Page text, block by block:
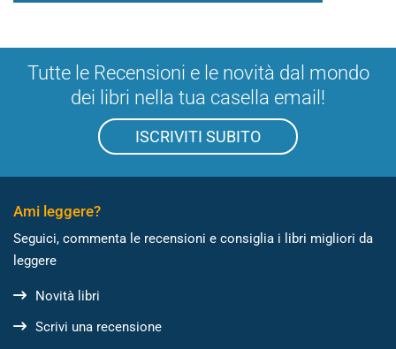
Tutte le Recensioni e le novità dal mondo
dei libri nella tua casella email!
ISCRIVITI SUBITO
Ami leggere?
Seguici, commenta le recensioni e consiglia i libri migliori da
leggere
Novità libri
Scrivi una recensione